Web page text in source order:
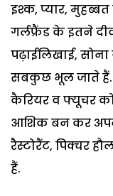
इश्क, प्यार,
गर्लफ्रैंड के इतने
पढ़ाईलिखाई,
सबकुछ भूल जाते
कैरियर व फ्यूचर
आशिक बन कर
रैस्टोरैंट, पिक्चर
हैं.